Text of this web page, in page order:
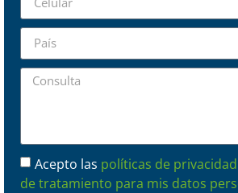
Acepto las políticas de privacidad
de tratamiento para mis datos